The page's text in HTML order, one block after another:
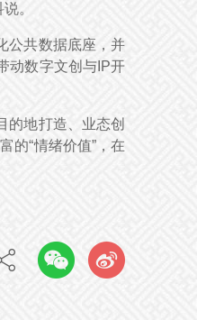
。
公共数据底座，并
动数字文创与IP开
的地打造、业态创
的“情绪价值”，在